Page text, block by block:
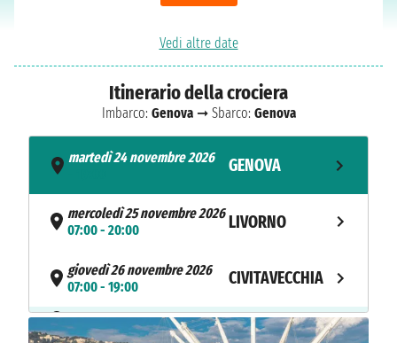
Vedi altre date
Itinerario della crociera
Imbarco: Genova➞ Sbarco: Genova
martedì 24 novembre 2026
GENOVA
mercoledì 25 novembre 2026
07:00 - 20:00
LIVORNO
giovedì 26 novembre 2026
07:00 - 19:00
CIVITAVECCHIA
venerdì 27 novembre 2026 NAVIGAZIONE